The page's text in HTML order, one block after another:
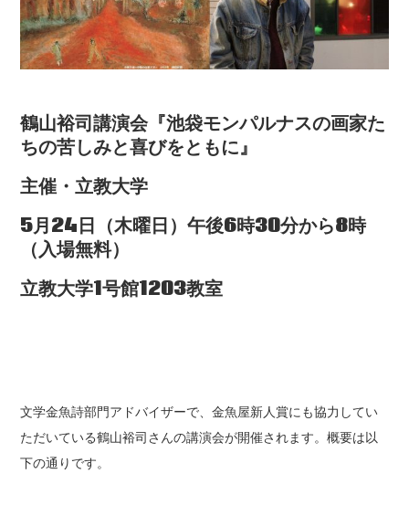
鶴山裕司講演会『池袋モンパルナスの画家た
ちの苦しみと喜びをともに』
主催・立教大学
5月24日（木曜日）午後6時30分から8時
（入場無料）
立教大学1号館1203教室
文学金魚詩部門アドバイザーで、金魚屋新人賞にも協力してい
ただいている鶴山裕司さんの講演会が開催されます。概要は以
下の通りです。